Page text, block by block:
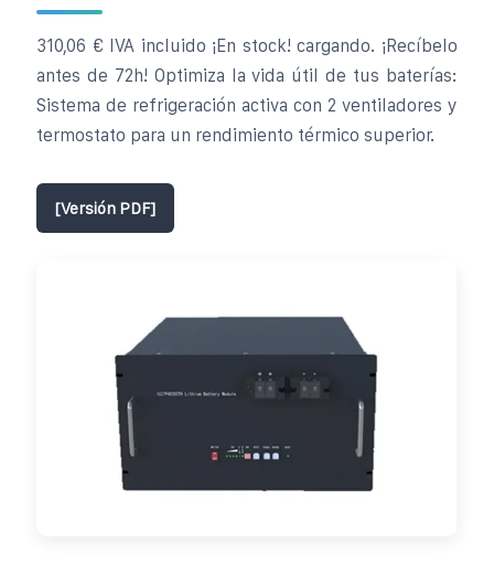
310,06 € IVA incluido ¡En stock! cargando. ¡Recíbelo
antes de 72h! Optimiza la vida útil de tus baterías:
Sistema de refrigeración activa con 2 ventiladores y
termostato para un rendimiento térmico superior.
[Versión PDF]